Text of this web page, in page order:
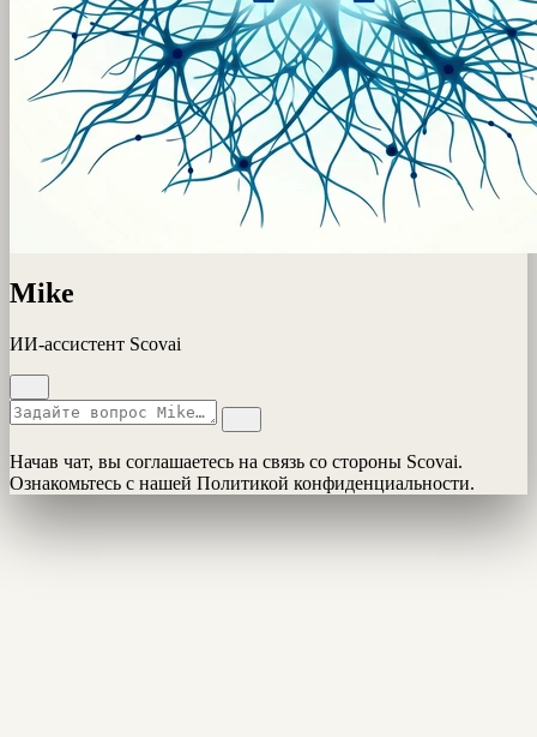
Mike
ИИ-ассистент Scovai
Начав чат, вы соглашаетесь на связь со стороны Scovai.
Ознакомьтесь с нашей Политикой конфиденциальности.